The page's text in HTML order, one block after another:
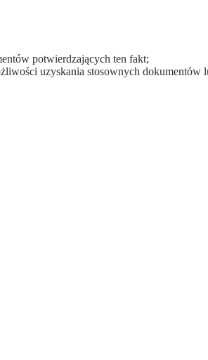
potwierdzających ten fakt;
uzyskania stosownych dokumentów